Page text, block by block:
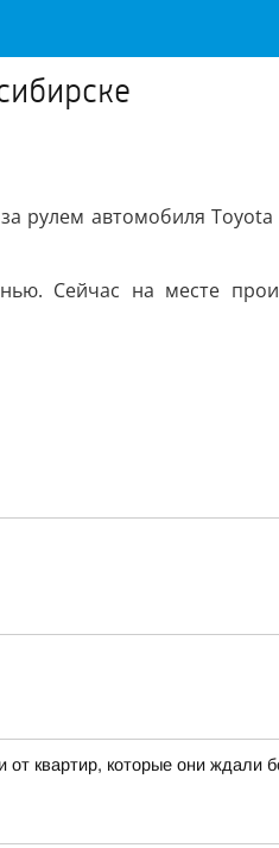
автомобиля
Сейчас на месте
от квартир, которые они ждали